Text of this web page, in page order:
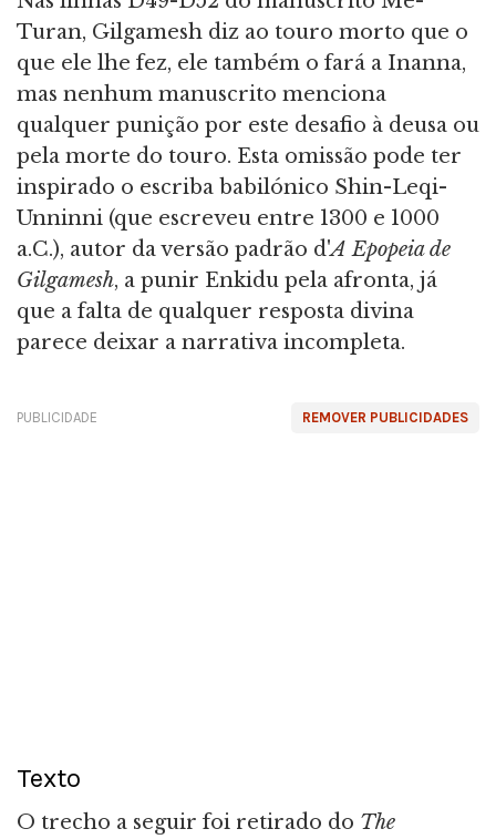
Turan, Gilgamesh diz ao touro morto que o
que ele lhe fez, ele também o fará a Inanna,
mas nenhum manuscrito menciona
qualquer punição por este desafio à deusa ou
pela morte do touro. Esta omissão pode ter
inspirado o escriba babilónico Shin-Leqi-
Unninni (que escreveu entre 1300 e 1000
a.C.), autor da versão padrão d'A Epopeia de
Gilgamesh, a punir Enkidu pela afronta, já
que a falta de qualquer resposta divina
parece deixar a narrativa incompleta.
REMOVER PUBLICIDADES
PUBLICIDADE
Texto
O trecho a seguir foi retirado do The